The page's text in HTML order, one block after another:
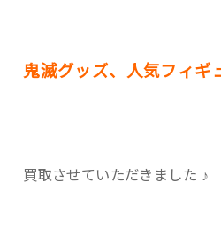
鬼滅グッズ、人気フィギ
買取させていただきました ♪